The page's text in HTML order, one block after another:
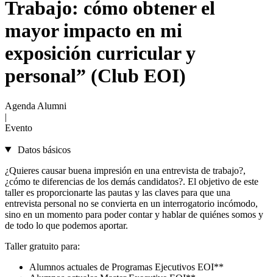
Trabajo: cómo obtener el
mayor impacto en mi
exposición curricular y
personal” (Club EOI)
Agenda Alumni
|
Evento
Datos básicos
¿Quieres causar buena impresión en una entrevista de trabajo?,
¿cómo te diferencias de los demás candidatos?. El objetivo de este
taller es proporcionarte las pautas y las claves para que una
entrevista personal no se convierta en un interrogatorio incómodo,
sino en un momento para poder contar y hablar de quiénes somos y
de todo lo que podemos aportar.
Taller gratuito para:
Alumnos actuales de Programas Ejecutivos EOI**